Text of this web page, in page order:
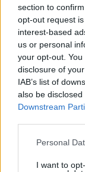
section to
opt-out request
interest-based
us or personal
your opt-out.
disclosure of
IAB’s list of
also be
Downstream
Please note that
not limited to
Personal
I want to
Forbes: Οι
να ζήσεις
τέσσερις